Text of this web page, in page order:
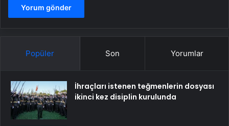
Popüler Son Yorumlar
İhraçları istenen teğmenlerin dosyası
ikinci kez disiplin kurulunda